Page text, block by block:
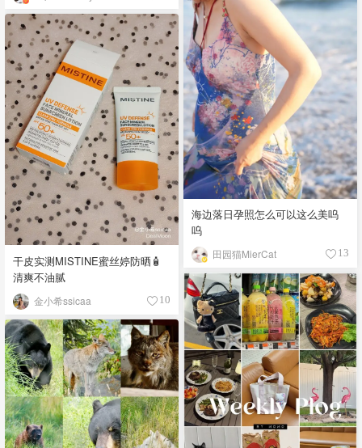
海边落日孕照怎么可以这么美呜
呜
田园猫MierCat 13
干皮实测MISTINE蜜丝婷防晒🧴
清爽不油腻
金小希ssicaa 10